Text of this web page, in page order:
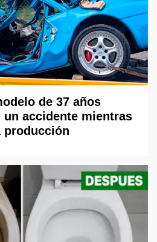
de 37 años
un accidente mientras
producción